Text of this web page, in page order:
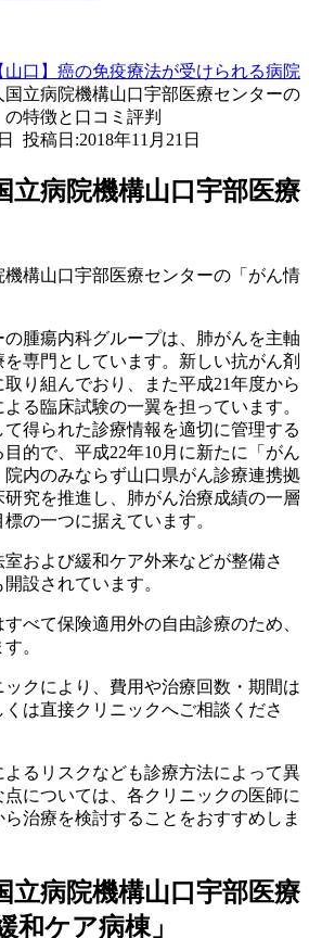
山口】癌の免疫療法が受けられる病院
国立病院機構山口宇部医療センターの
特徴と口コミ評判
投稿日:2018年11月21日
立病院機構山口宇部医療
構山口宇部医療センターの「がん情
腫瘍内科グループは、肺がんを主軸
専門としています。新しい抗がん剤
り組んでおり、また平成21年度から
る臨床試験の一翼を担っています。
得られた診療情報を適切に管理する
的で、平成22年10月に新たに「がん
内のみならず山口県がん診療連携拠
究を推進し、肺がん治療成績の一層
の一つに据えています。
および緩和ケア外来などが整備さ
設されています。
べて保険適用外の自由診療のため、
。
クにより、費用や治療回数・期間は
は直接クリニックへご相談くださ
よるリスクなども診療方法によって異
については、各クリニックの医師に
治療を検討することをおすすめしま
立病院機構山口宇部医療
和ケア病棟」